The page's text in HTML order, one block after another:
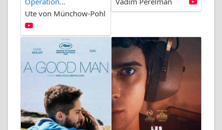
Ute von Münchow-Pohl